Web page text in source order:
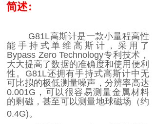
简述：
G81L高斯计是一款小量程高性
能手持式单维高斯计，采用了
Bypass Zero Technology专利技术，
大大提高了数据的准确度和使用便利
性。 G81L还拥有手持式高斯计中无
可比拟的极低测量噪声，分辨率高达
0.001G ，可以很容易测量金属材料
的剩磁，甚至可以测量地球磁场（约
0.4G)。